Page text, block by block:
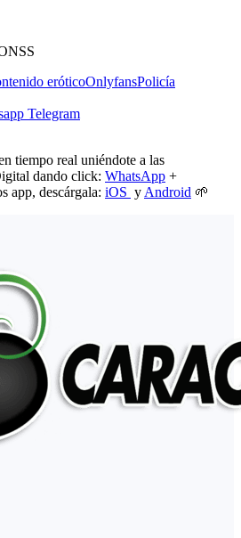
eróticoOnlyfansPolicía
Telegram
tiempo real uniéndote a las
dando click: WhatsApp +
app, descárgala: iOS y Android 🌱